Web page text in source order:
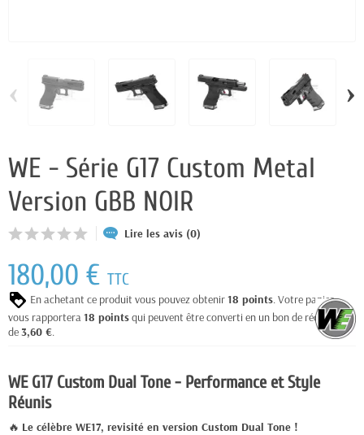
‹ ›
WE - Série G17 Custom Metal
Version GBB NOIR
Lire les avis (0)
180,00 € TTC
En achetant ce produit vous pouvez obtenir18 points. Votre panier
vous rapportera18 pointsqui peuvent être converti en un bon de réduction
de3,60 €.
WE G17 Custom Dual Tone - Performance et Style
Réunis
🔥 Le célèbre WE17, revisité en version Custom Dual Tone !